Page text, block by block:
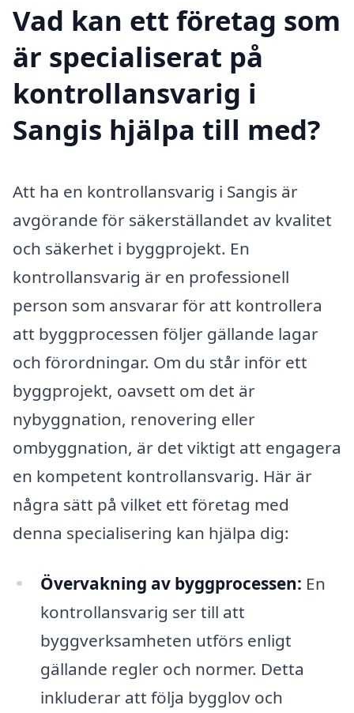
Vad kan ett företag som
är specialiserat på
kontrollansvarig i
Sangis hjälpa till med?
Att ha en kontrollansvarig i Sangis är
avgörande för säkerställandet av kvalitet
och säkerhet i byggprojekt. En
kontrollansvarig är en professionell
person som ansvarar för att kontrollera
att byggprocessen följer gällande lagar
och förordningar. Om du står inför ett
byggprojekt, oavsett om det är
nybyggnation, renovering eller
ombyggnation, är det viktigt att engagera
en kompetent kontrollansvarig. Här är
några sätt på vilket ett företag med
denna specialisering kan hjälpa dig:
Övervakning av byggprocessen: En
kontrollansvarig ser till att
byggverksamheten utförs enligt
gällande regler och normer. Detta
inkluderar att följa bygglov och